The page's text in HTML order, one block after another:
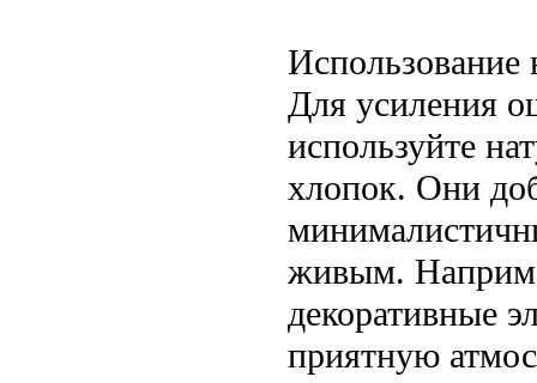
Использование
Для усиления
используйте
хлопок. Они
живым.
декоративные
приятную